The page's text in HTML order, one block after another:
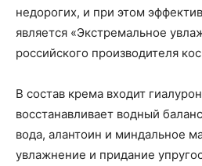
недорогих, и при этом
является «Экстремальное
российского производителя
В состав крема входит
восстанавливает водный
вода, алантоин и миндальное
увлажнение и придание